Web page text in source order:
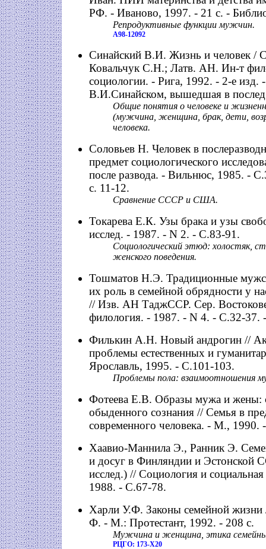
РФ. - Иваново, 1997. - 21 c. -
Репродуктивные функции мужчин.
А98-12092
Синайский В.И. Жизнь и человек /
Ковальчук С.Н.; Латв. АН. Ин-т
социологии. - Рига, 1992. - 2-е изд.
В.И.Синайском, вышедшая в
Общие понятия о человеке и
(мужчина, женщина, брак, дети,
человека.
Соловьев Н. Человек в
предмет социологического
после развода. - Вильнюс, 1985. -
с. 11-12.
Сравнение СССР и США.
Токарева Е.К. Узы брака и узы
исслед. - 1987. - N 2. - С.83-91.
Социологический этюд: холостяк,
женского поведения.
Тошматов Н.Э. Традиционные
их роль в семейной обрядности у
// Изв. АН ТаджССР. Сер.
филология. - 1987. - N 4. - С.32-37.
Филькин А.Н. Новый андрогин //
проблемы естественных и
Ярославль, 1995. - С.101-103.
Проблемы пола: взаимоотношения
Фотеева Е.В. Образы мужа и жены:
обыденного сознания // Семья в
современного человека. - М., 1990.
Хаавио-Маннила Э., Ранник Э.
и досуг в Финляндии и Эстонской
исслед.) // Социология и
1988. - С.67-78.
Харли У.Ф. Законы семейной жизни
Ф. - М.: Протестант, 1992. - 208 с.
Мужчина и женщина, этика
РЦГО: 173-Х20